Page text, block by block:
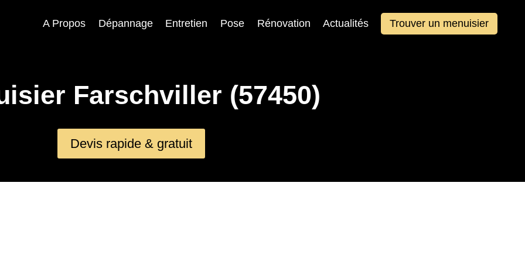
A Propos Dépannage Entretien Pose Rénovation Actualités Trouver un menuisier
Farschviller (57450)
Devis rapide & gratuit